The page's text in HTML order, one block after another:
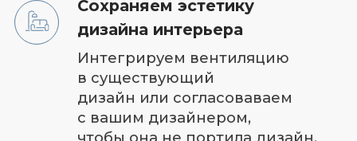
Собственный отдел
проектирования
элементов оборудования.
Легкий демонтаж компонентов
системы для их диагностики и
ремонта
Гарантия до 5 лет
на оборудование и материалы